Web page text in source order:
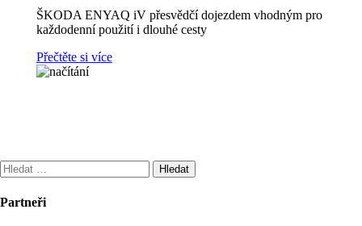
ŠKODA ENYAQ iV přesvědčí dojezdem vhodným pro
každodenní použití i dlouhé cesty
Přečtěte si více
Vyhledávání
Partneři